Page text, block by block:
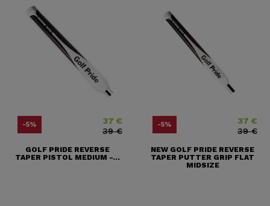
-5% Price37 €
Regular price
39 €
GOLF PRIDE REVERSE
TAPER PISTOL MEDIUM -...
-5% Price37 €
Regular
39 €
NEW GOLF PRIDE REVERSE
TAPER PUTTER GRIP FLAT
MIDSIZE